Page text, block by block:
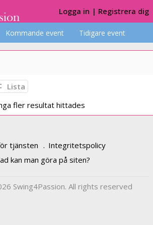
Logga in | Registrera dig
Kommande event Tidigare event
Lista
fler resultat hittades
tjänsten
Integritetspolicy
kan man göra på siten?
Swing4Passion. All rights reserved